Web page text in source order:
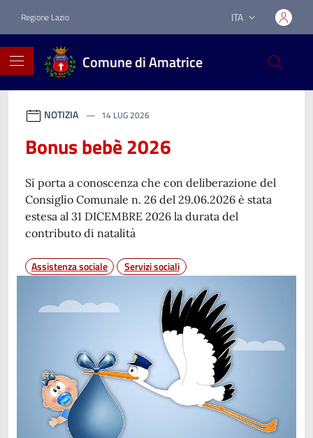
Regione Lazio Lingua attiva:
ITA
Comune di Amatrice
Comune di Amatrice
Contenuti in evidenza
Novità in evidenza
NOTIZIA 14 LUG 2026
Bonus bebè 2026
Si porta a conoscenza che con deliberazione del
Consiglio Comunale n. 26 del 29.06.2026 è stata
estesa al 31 DICEMBRE 2026 la durata del
contributo di natalità
Assistenza sociale Servizi sociali